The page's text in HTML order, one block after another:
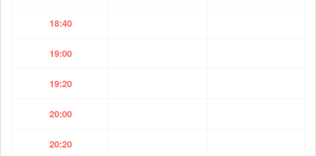
18:40
19:00
19:20
20:00
20:20